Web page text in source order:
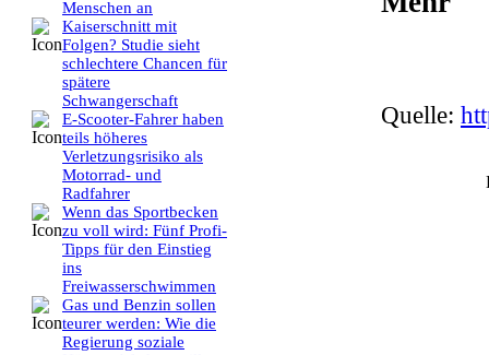
Menschen an
Kaiserschnitt mit
Folgen? Studie sieht
schlechtere Chancen für
spätere
Schwangerschaft
E-Scooter-Fahrer haben
teils höheres
Verletzungsrisiko als
Motorrad- und
Radfahrer
Wenn das Sportbecken
zu voll wird: Fünf Profi-
Tipps für den Einstieg
ins
Freiwasserschwimmen
Gas und Benzin sollen
teurer werden: Wie die
Regierung soziale
Quelle: